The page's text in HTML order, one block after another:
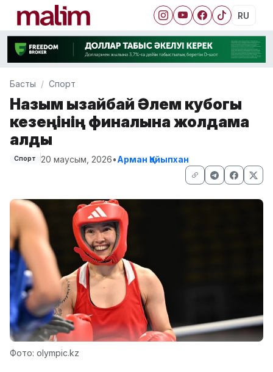
RU
Басты Спорт
Назым Қызайбай Әлем кубогы
кезеңінің финалына жолдама
алды
Спорт 20 маусым, 2026•Арман Қайыпхан
Фото: olympic.kz